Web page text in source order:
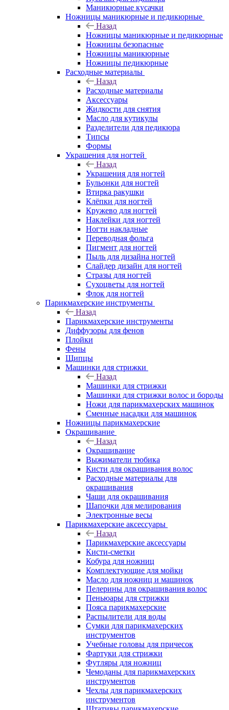
Маникюрные кусачки
Ножницы маникюрные и педикюрные
Назад
Ножницы маникюрные и педикюрные
Ножницы безопасные
Ножницы маникюрные
Ножницы педикюрные
Расходные материалы
Назад
Расходные материалы
Аксессуары
Жидкости для снятия
Масло для кутикулы
Разделители для педикюра
Типсы
Формы
Украшения для ногтей
Назад
Украшения для ногтей
Бульонки для ногтей
Втирка ракушки
Клёпки для ногтей
Кружево для ногтей
Наклейки для ногтей
Ногти накладные
Переводная фольга
Пигмент для ногтей
Пыль для дизайна ногтей
Слайдер дизайн для ногтей
Стразы для ногтей
Сухоцветы для ногтей
Флок для ногтей
Парикмахерские инструменты
Назад
Парикмахерские инструменты
Диффузоры для фенов
Плойки
Фены
Щипцы
Машинки для стрижки
Назад
Машинки для стрижки
Машинки для стрижки волос и бороды
Ножи для парикмахерских машинок
Сменные насадки для машинок
Ножницы парикмахерские
Окрашивание
Назад
Окрашивание
Выжиматели тюбика
Кисти для окрашивания волос
Расходные материалы для
окрашивания
Чаши для окрашивания
Шапочки для мелирования
Электронные весы
Парикмахерские аксессуары
Назад
Парикмахерские аксессуары
Кисти-сметки
Кобура для ножниц
Комплектующие для мойки
Масло для ножниц и машинок
Пелерины для окрашивания волос
Пеньюары для стрижки
Пояса парикмахерские
Распылители для воды
Сумки для парикмахерских
инструментов
Учебные головы для причесок
Фартуки для стрижки
Футляры для ножниц
Чемоданы для парикмахерских
инструментов
Чехлы для парикмахерских
инструментов